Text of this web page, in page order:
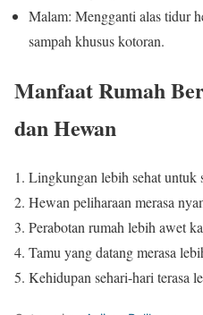
Malam: Mengganti alas tidur
sampah khusus kotoran.
Manfaat Rumah
dan Hewan
Lingkungan lebih sehat untuk
Hewan peliharaan merasa
Perabotan rumah lebih awet
Tamu yang datang merasa
Kehidupan sehari-hari terasa